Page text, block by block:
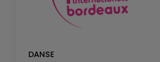
DANSE